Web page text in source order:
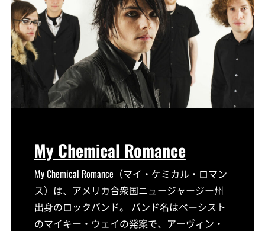
My Chemical Romance
My Chemical Romance（マイ・ケミカル・ロマン
ス）は、アメリカ合衆国ニュージャージー州
出身のロックバンド。 バンド名はベーシスト
のマイキー・ウェイの発案で、アーヴィン・